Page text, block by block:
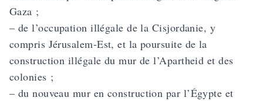
Gaza ;
– de l’occupation illégale de la Cisjordanie, y
compris Jérusalem-Est, et la poursuite de la
construction illégale du mur de l’Apartheid et des
colonies ;
– du nouveau mur en construction par l’Égypte et